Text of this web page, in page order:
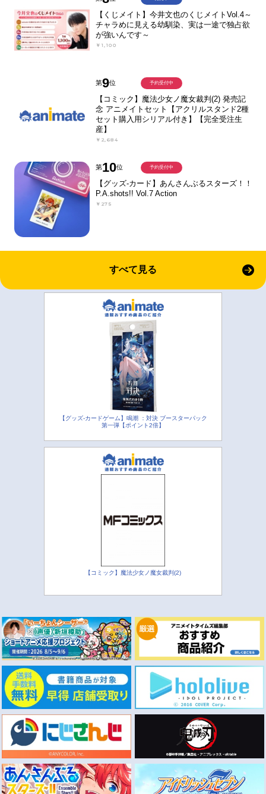
【くじメイト】今井文也のくじメイトVol.4～
チャラめに見える幼馴染、実は一途で独占欲
が強いんです～
￥1,100
第9位
【コミック】魔法少女ノ魔女裁判(2) 発売記
念 アニメイトセット【アクリルスタンド2種
セット購入用シリアル付き】【完全受注生
産】
￥2,684
予約受付中
第10位
【グッズ-カード】あんさんぶるスターズ！！
P.A.shots!! Vol.7 Action
￥275
予約受付中
すべて見る
【グッズ-カードゲーム】鳴潮 ：対決 ブースターパック
第一弾【ポイント2倍】
【コミック】魔法少女ノ魔女裁判(2)